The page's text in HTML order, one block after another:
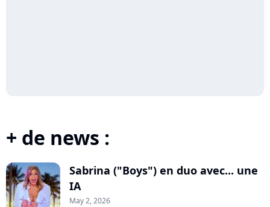
+ de news :
Sabrina ("Boys") en duo avec... une
IA
May 2, 2026